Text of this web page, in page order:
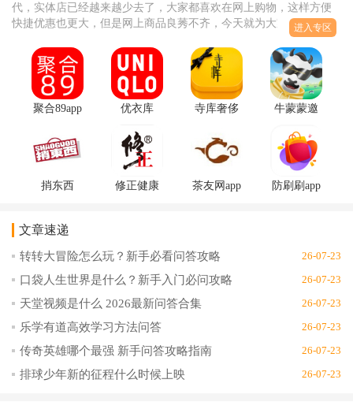
代，实体店已经越来越少去了，大家都喜欢在网上购物，这样方便
快捷优惠也更大，但是网上商品良莠不齐，今天就为大家推荐一些
进入专区
聚合89app
安卓版
优衣库
Pay手机版
5.7.1正式
寺库奢侈
版v8.0.96
安卓版
牛蒙蒙邀
最新版
捎东西
安卓版
修正健康
茶友网app
防刷刷app
文章速递
转转大冒险怎么玩？新手必看问答攻略 26-07-23
口袋人生世界是什么？新手入门必问攻略 26-07-23
天堂视频是什么 2026最新问答合集 26-07-23
乐学有道高效学习方法问答 26-07-23
传奇英雄哪个最强 新手问答攻略指南 26-07-23
排球少年新的征程什么时候上映 26-07-23